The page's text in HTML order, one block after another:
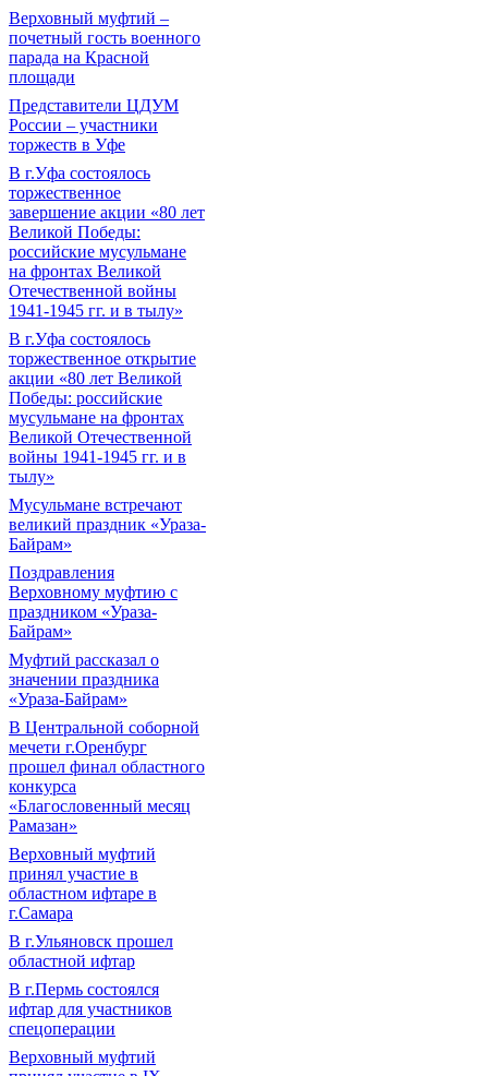
Верховный муфтий –
почетный гость военного
парада на Красной
площади
Представители ЦДУМ
России – участники
торжеств в Уфе
В г.Уфа состоялось
торжественное
завершение акции «80 лет
Великой Победы:
российские мусульмане
на фронтах Великой
Отечественной войны
1941-1945 гг. и в тылу»
В г.Уфа состоялось
торжественное открытие
акции «80 лет Великой
Победы: российские
мусульмане на фронтах
Великой Отечественной
войны 1941-1945 гг. и в
тылу»
Мусульмане встречают
великий праздник «Ураза-
Байрам»
Поздравления
Верховному муфтию с
праздником «Ураза-
Байрам»
Муфтий рассказал о
значении праздника
«Ураза-Байрам»
В Центральной соборной
мечети г.Оренбург
прошел финал областного
конкурса
«Благословенный месяц
Рамазан»
Верховный муфтий
принял участие в
областном ифтаре в
г.Самара
В г.Ульяновск прошел
областной ифтар
В г.Пермь состоялся
ифтар для участников
спецоперации
Верховный муфтий